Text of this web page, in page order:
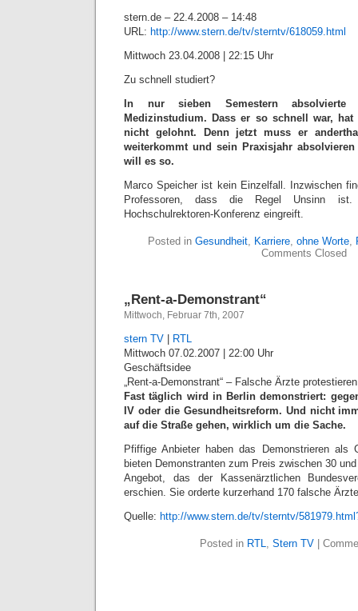
stern.de – 22.4.2008 – 14:48
URL: http://www.stern.de/tv/sterntv/618059.html
Mittwoch 23.04.2008 | 22:15 Uhr
Zu schnell studiert?
In nur sieben Semestern absolvierte
Medizinstudium. Dass er so schnell war,
nicht gelohnt. Denn jetzt muss er
weiterkommt und sein Praxisjahr
will es so.
Marco Speicher ist kein Einzelfall. Inzwischen
Professoren, dass die Regel Unsinn
Hochschulrektoren-Konferenz eingreift.
Posted in Gesundheit, Karriere, ohne Worte,
Comments Closed
„Rent-a-Demonstrant“
Mittwoch, Februar 7th, 2007
stern TV
RTL
Mittwoch 07.02.2007 | 22:00 Uhr
Geschäftsidee
„Rent-a-Demonstrant“ – Falsche Ärzte
Fast täglich wird in Berlin demonstriert:
IV oder die Gesundheitsreform. Und nicht
auf die Straße gehen, wirklich um die Sache.
Pfiffige Anbieter haben das Demonstrieren als
bieten Demonstranten zum Preis zwischen 30
Angebot, das der Kassenärztlichen
erschien. Sie orderte kurzerhand 170 falsche
Quelle: http://www.stern.de/tv/sterntv/
Posted in RTL, Stern TV|